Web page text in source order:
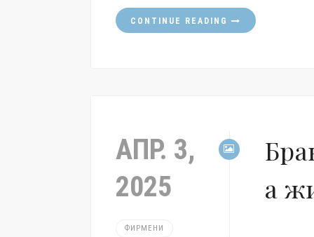
CONTINUE READING
АПР. 3,
2025
ФИРМЕНИ
а